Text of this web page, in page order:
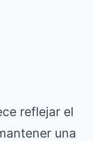
reflejar el
una